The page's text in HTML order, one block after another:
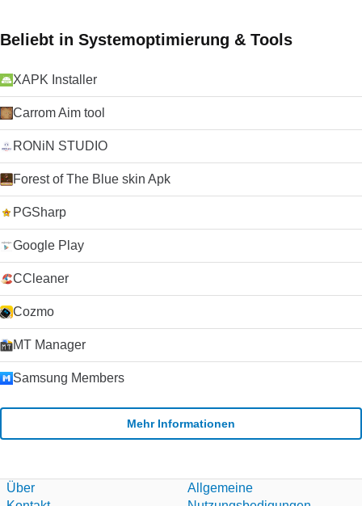
Beliebt in Systemoptimierung & Tools
XAPK Installer
Carrom Aim tool
RONiN STUDIO
Forest of The Blue skin Apk
PGSharp
Google Play
CCleaner
Cozmo
MT Manager
Samsung Members
Mehr Informationen
Über
Allgemeine